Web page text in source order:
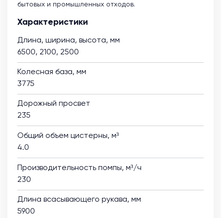
бытовых и промышленных отходов.
Характеристики
Длина, ширина, высота, мм
6500, 2100, 2500
Колесная база, мм
3775
Дорожный просвет
235
Общий объем цистерны, м³
4.0
Производительность помпы, м³/ч
230
Длина всасывающего рукава, мм
5900